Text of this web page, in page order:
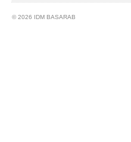
© 2026 IDM BASARAB